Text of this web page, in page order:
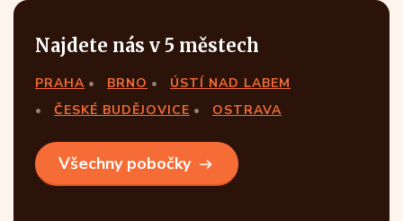
Najdete nás v 5 městech
PRAHA BRNO
ÚSTÍ NAD LABEM
ČESKÉ BUDĚJOVICE
OSTRAVA
Všechny pobočky